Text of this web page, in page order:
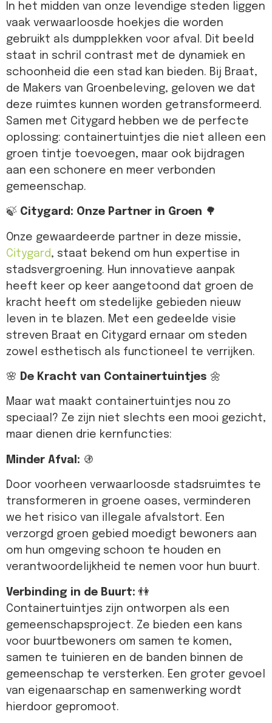
In het midden van onze levendige steden liggen
vaak verwaarloosde hoekjes die worden
gebruikt als dumpplekken voor afval. Dit beeld
staat in schril contrast met de dynamiek en
schoonheid die een stad kan bieden. Bij Braat,
de Makers van Groenbeleving, geloven we dat
deze ruimtes kunnen worden getransformeerd.
Samen met Citygard hebben we de perfecte
oplossing: containertuintjes die niet alleen een
groen tintje toevoegen, maar ook bijdragen
aan een schonere en meer verbonden
gemeenschap.
🍃 Citygard: Onze Partner in Groen 🌳
Onze gewaardeerde partner in deze missie,
Citygard, staat bekend om hun expertise in
stadsvergroening. Hun innovatieve aanpak
heeft keer op keer aangetoond dat groen de
kracht heeft om stedelijke gebieden nieuw
leven in te blazen. Met een gedeelde visie
streven Braat en Citygard ernaar om steden
zowel esthetisch als functioneel te verrijken.
🌸 De Kracht van Containertuintjes 🌼
Maar wat maakt containertuintjes nou zo
speciaal? Ze zijn niet slechts een mooi gezicht,
maar dienen drie kernfuncties:
Minder Afval: 🚯
Door voorheen verwaarloosde stadsruimtes te
transformeren in groene oases, verminderen
we het risico van illegale afvalstort. Een
verzorgd groen gebied moedigt bewoners aan
om hun omgeving schoon te houden en
verantwoordelijkheid te nemen voor hun buurt.
Verbinding in de Buurt: 👫
Containertuintjes zijn ontworpen als een
gemeenschapsproject. Ze bieden een kans
voor buurtbewoners om samen te komen,
samen te tuinieren en de banden binnen de
gemeenschap te versterken. Een groter gevoel
van eigenaarschap en samenwerking wordt
hierdoor gepromoot.